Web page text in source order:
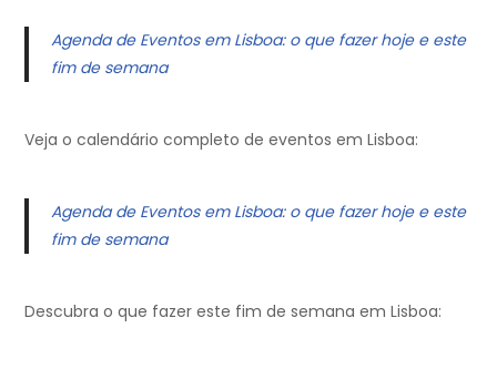
Agenda de Eventos em Lisboa: o que fazer hoje e este
fim de semana
Veja o calendário completo de eventos em Lisboa:
Agenda de Eventos em Lisboa: o que fazer hoje e este
fim de semana
Descubra o que fazer este fim de semana em Lisboa: